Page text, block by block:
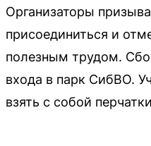
Организаторы
присоединиться и
полезным трудом.
входа в парк СибВО.
взять с собой